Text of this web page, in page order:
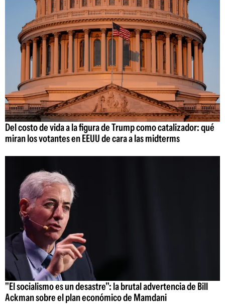
Del costo de vida a la figura de Trump como catalizador: qué
miran los votantes en EEUU de cara a las midterms
"El socialismo es un desastre": la brutal advertencia de Bill
Ackman sobre el plan económico de Mamdani